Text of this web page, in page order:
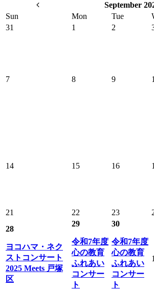
September
Sun
Mon Tue
31
1 2
7 8 9
14 15 16
21 22 23
28
ヨコハマ・ネク
ストコンサート
2025 Meets 戸塚
区
29
令和7年度
心の教育
ふれあい
コンサー
ト
30
令和7年度
心の教育
ふれあい
コンサー
ト
1